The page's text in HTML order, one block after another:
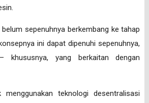
sepenuhnya berkembang ke tahap
ini dapat dipenuhi sepenuhnya,
khususnya, yang berkaitan dengan
menggunakan teknologi desentralisasi